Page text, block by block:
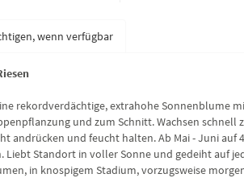
wenn verfügbar
rekordverdächtige, extrahohe Sonnenblume
und zum Schnitt. Wachsen schnell
andrücken und feucht halten. Ab Mai - Juni
Liebt Standort in voller Sonne und gedeiht auf
in knospigem Stadium, vorzugsweise